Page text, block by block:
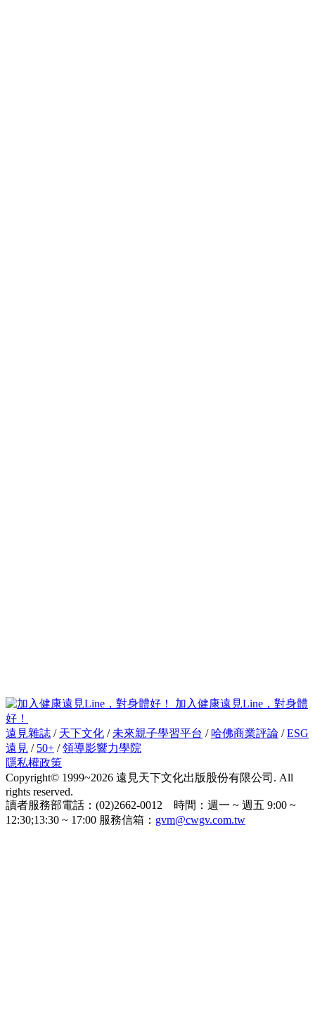
加入健康遠見Line，對身體
好！
遠見雜誌 / 天下文化 / 未來親子學習平台 / 哈佛商業評論 /ESG
遠見 / 50+ /領導影響力學院
隱私權政策
Copyright© 1999~2026 遠見天下文化出版股份有限公司. All
rights reserved.
讀者服務部電話：(02)2662-0012 時間：週一 ~ 週五 9:00 ~
12:30;13:30 ~ 17:00 服務信箱： gvm@cwgv.com.tw